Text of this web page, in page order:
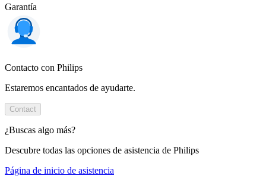
Garantía
Contacto con Philips
Estaremos encantados de ayudarte.
Contact
¿Buscas algo más?
Descubre todas las opciones de asistencia de Philips
Página de inicio de asistencia